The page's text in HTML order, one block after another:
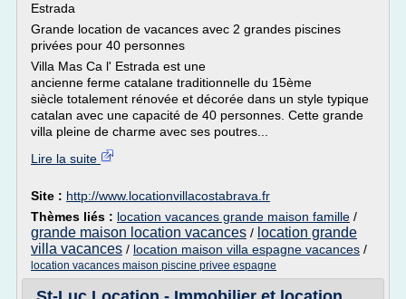
Estrada
Grande location de vacances avec 2 grandes piscines
privées pour 40 personnes
Villa Mas Ca l' Estrada est une
ancienne ferme catalane traditionnelle du 15ème
siècle totalement rénovée et décorée dans un style typique
catalan avec une capacité de 40 personnes. Cette grande
villa pleine de charme avec ses poutres...
Lire la suite
Site : http://www.locationvillacostabrava.fr
Thèmes liés : location vacances grande maison famille /
grande maison location vacances / location grande
villa vacances / location maison villa espagne vacances /
location vacances maison piscine privee espagne